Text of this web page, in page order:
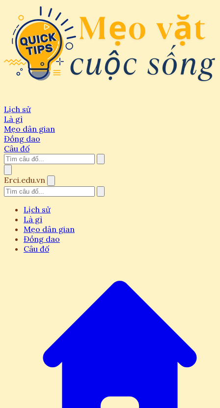
Lịch sử
Là gì
Mẹo dân gian
Đồng dao
Câu đố
Erci.edu.vn
Lịch sử
Là gì
Mẹo dân gian
Đồng dao
Câu đố